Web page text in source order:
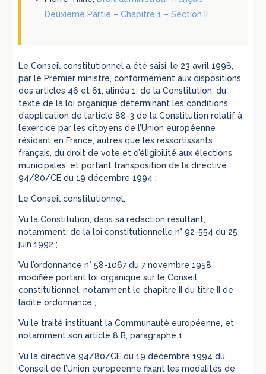
Deuxième Partie – Chapitre 1 – Section II
Le Conseil constitutionnel a été saisi, le 23 avril 1998,
par le Premier ministre, conformément aux dispositions
des articles 46 et 61, alinéa 1, de la Constitution, du
texte de la loi organique déterminant les conditions
d’application de l’article 88-3 de la Constitution relatif à
l’exercice par les citoyens de l’Union européenne
résidant en France, autres que les ressortissants
français, du droit de vote et d’éligibilité aux élections
municipales, et portant transposition de la directive
94/80/CE du 19 décembre 1994 ;
Le Conseil constitutionnel,
Vu la Constitution, dans sa rédaction résultant,
notamment, de la loi constitutionnelle n° 92-554 du 25
juin 1992 ;
Vu l’ordonnance n° 58-1067 du 7 novembre 1958
modifiée portant loi organique sur le Conseil
constitutionnel, notamment le chapitre II du titre II de
ladite ordonnance ;
Vu le traité instituant la Communauté européenne, et
notamment son article 8 B, paragraphe 1 ;
Vu la directive 94/80/CE du 19 décembre 1994 du
Conseil de l’Union européenne fixant les modalités de